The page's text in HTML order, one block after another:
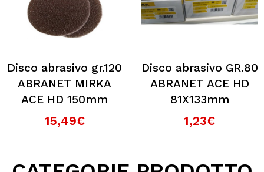
Disco abrasivo gr.120
ABRANET MIRKA
ACE HD 150mm
15,49€
Disco abrasivo GR.80
ABRANET ACE HD
81X133mm
1,23€